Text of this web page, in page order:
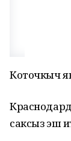
Коточкыч
саксыз эш